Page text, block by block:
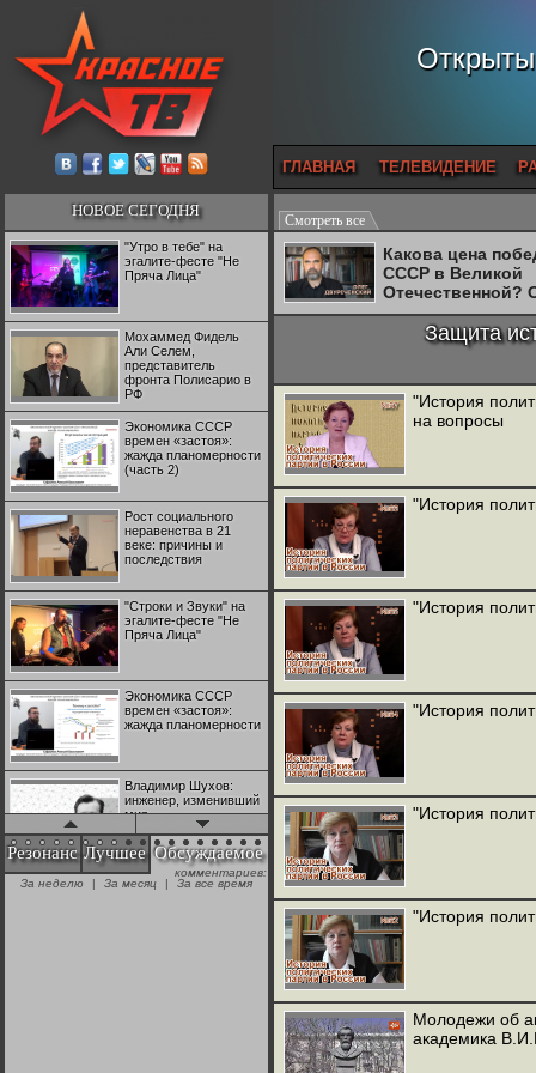
ГЛАВНАЯ ТЕЛЕВИДЕНИЕ
НОВОЕ СЕГОДНЯ
"Утро в тебе" на
эгалите-фесте "Не
Пряча Лица"
Мохаммед Фидель
Али Селем,
представитель
фронта Полисарио в
РФ
Экономика СССР
времен «застоя»:
жажда планомерности
(часть 2)
Рост социального
неравенства в 21
веке: причины и
последствия
"Строки и Звуки" на
эгалите-фесте "Не
Пряча Лица"
Экономика СССР
времен «застоя»:
жажда планомерности
Владимир Шухов:
инженер, изменивший
мир
"Аркадий Коц" на
эгалите-фесте "Не
Резонанс Лучшее Обсуждаемое
комментариев:
За неделю
| За месяц | За все время
Смотреть все
Какова цена
СССР в Великой
Отечественной?
Двуреченский о
потерянной
Защита
"История
на вопросы
"История
"История
"История
"История
"История
Молодежи об
академика